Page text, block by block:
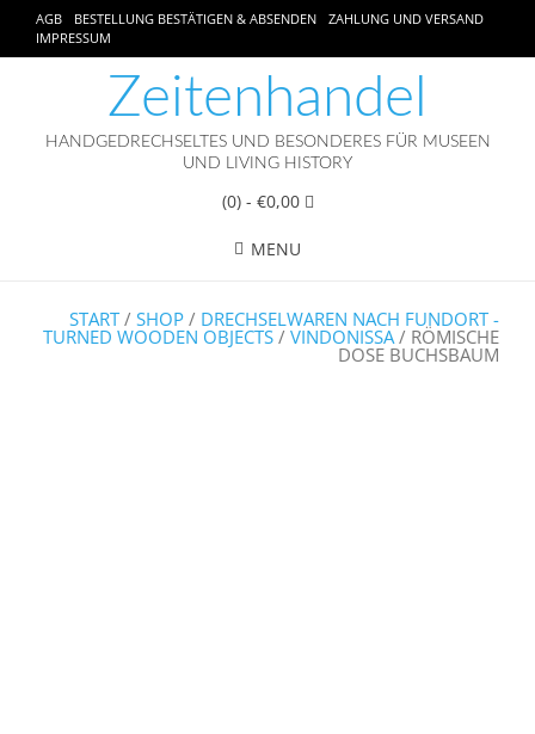
AGB BESTELLUNG BESTÄTIGEN & ABSENDEN
ZAHLUNG UND VERSAND
IMPRESSUM
Zeitenhandel
HANDGEDRECHSELTES UND BESONDERES FÜR MUSEEN
UND LIVING HISTORY
(0)- €0,00
MENU
START/ SHOP / DRECHSELWAREN NACH FUNDORT -
TURNED WOODEN OBJECTS / VINDONISSA / RÖMISCHE
DOSE BUCHSBAUM